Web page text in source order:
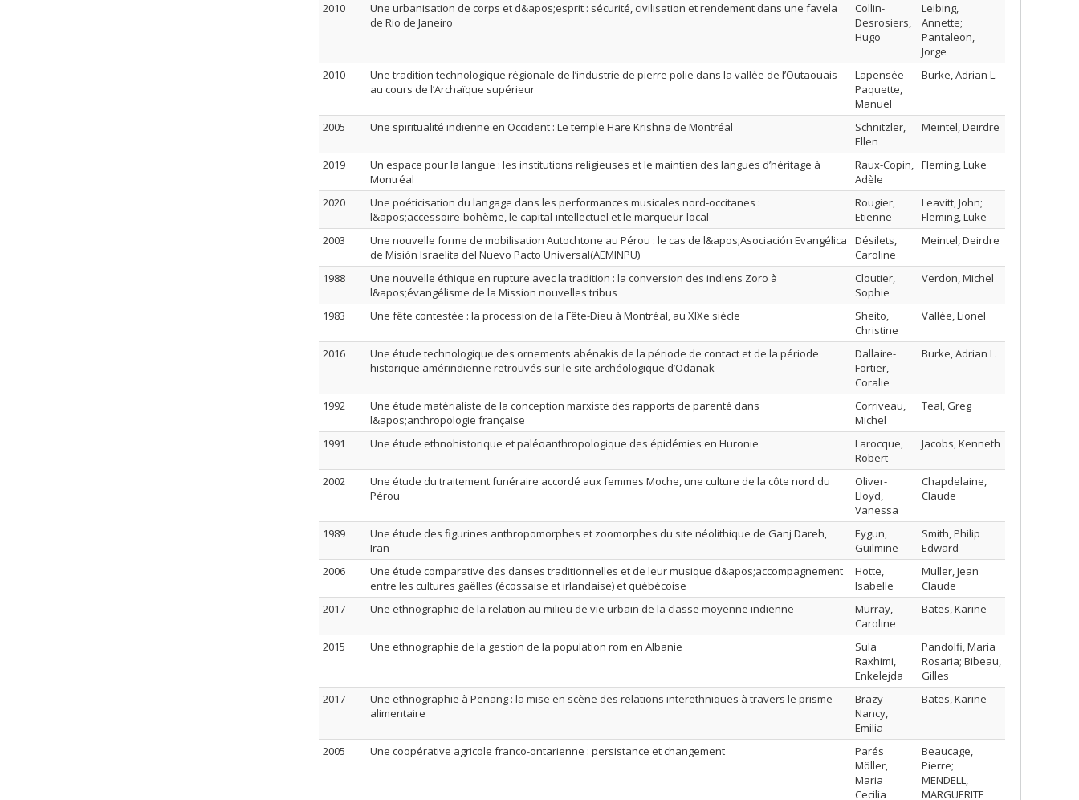
2010
Une urbanisation de corps et d&apos;esprit : sécurité, civilisation et rendement dans une favela
de Rio de Janeiro
Collin-
Desrosiers,
Hugo
Leibing,
Annette;
Pantaleon,
Jorge
2010
Une tradition technologique régionale de l’industrie de pierre polie dans la vallée de l’Outaouais
au cours de l’Archaïque supérieur
Lapensée-
Paquette,
Manuel
Burke, Adrian L.
2005 Une spiritualité indienne en Occident : Le temple Hare Krishna de Montréal
Schnitzler,
Ellen
Meintel, Deirdre
2019
Un espace pour la langue : les institutions religieuses et le maintien des langues d’héritage à
Montréal
Raux-Copin,
Adèle
Fleming, Luke
2020
Une poéticisation du langage dans les performances musicales nord-occitanes :
l&apos;accessoire-bohème, le capital-intellectuel et le marqueur-local
Rougier,
Etienne
Leavitt, John;
Fleming, Luke
2003
Une nouvelle forme de mobilisation Autochtone au Pérou : le cas de l&apos;Asociación Evangélica
de Misión Israelita del Nuevo Pacto Universal(AEMINPU)
Désilets,
Caroline
Meintel, Deirdre
1988
Une nouvelle éthique en rupture avec la tradition : la conversion des indiens Zoro à
l&apos;évangélisme de la Mission nouvelles tribus
Cloutier,
Sophie
Verdon, Michel
1983 Une fête contestée : la procession de la Fête-Dieu à Montréal, au XIXe siècle
Sheito,
Christine
Vallée, Lionel
2016
Une étude technologique des ornements abénakis de la période de contact et de la période
historique amérindienne retrouvés sur le site archéologique d’Odanak
Dallaire-
Fortier,
Coralie
Burke, Adrian L.
1992
Une étude matérialiste de la conception marxiste des rapports de parenté dans
l&apos;anthropologie française
Corriveau,
Michel
Teal, Greg
1991 Une étude ethnohistorique et paléoanthropologique des épidémies en Huronie
Larocque,
Robert
Jacobs, Kenneth
2002
Une étude du traitement funéraire accordé aux femmes Moche, une culture de la côte nord du
Pérou
Oliver-
Lloyd,
Vanessa
Chapdelaine,
Claude
1989
Une étude des figurines anthropomorphes et zoomorphes du site néolithique de Ganj Dareh,
Iran
Eygun,
Guilmine
Smith, Philip
Edward
2006
Une étude comparative des danses traditionnelles et de leur musique d&apos;accompagnement
entre les cultures gaëlles (écossaise et irlandaise) et québécoise
Hotte,
Isabelle
Muller, Jean
Claude
2017
Une ethnographie de la relation au milieu de vie urbain de la classe moyenne indienne
Murray,
Caroline
Bates, Karine
2015 Une ethnographie de la gestion de la population rom en Albanie
Sula
Raxhimi,
Enkelejda
Pandolfi, Maria
Rosaria; Bibeau,
Gilles
2017
Une ethnographie à Penang : la mise en scène des relations interethniques à travers le prisme
alimentaire
Brazy-
Nancy,
Emilia
Bates, Karine
2005 Une coopérative agricole franco-ontarienne : persistance et changement
Parés
Möller,
Maria
Cecilia
Beaucage,
Pierre;
MENDELL,
MARGUERITE